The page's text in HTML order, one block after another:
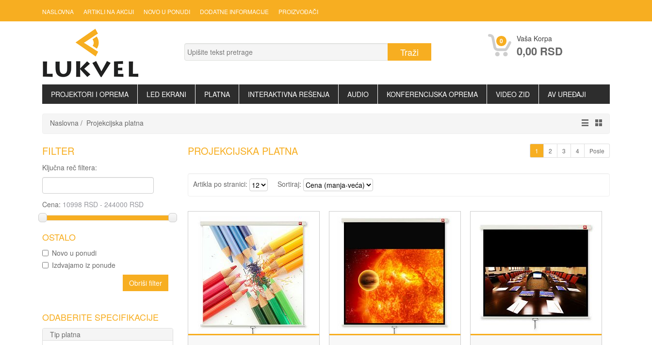
NASLOVNA ARTIKLI NA AKCIJI NOVO U PONUDI DODATNE INFORMACIJE PROIZVOĐAČI
0 Vaša Korpa
0,00 RSD
PROJEKTORI I OPREMA LED EKRANI PLATNA INTERAKTIVNA REŠENJA AUDIO KONFERENCIJSKA OPREMA VIDEO ZID AV UREĐAJI
Naslovna Projekcijska platna
FILTER
Ključna reč filtera:
Cena:
OSTALO
Novo u ponudi
Izdvajamo iz ponude
Obriši filter
ODABERITE SPECIFIKACIJE
Tip platna
PROJEKCIJSKA PLATNA 1 2 3 4 Posle
Artikla po stranici: Sortiraj: